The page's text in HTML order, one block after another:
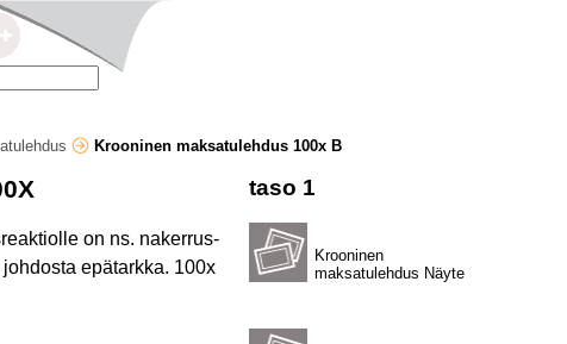
Krooninen maksatulehdus 100x B
taso 1
Krooninen
maksatulehdus Näyte
on ns. nakerrus-
epätarkka. 100x